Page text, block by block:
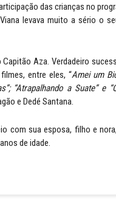
das crianças no
levava muito a sério o
Aza. Verdadeiro
entre eles, “Amei um
“Atrapalhando a Suate” e
e Dedé Santana.
com sua esposa, filho e
de idade.